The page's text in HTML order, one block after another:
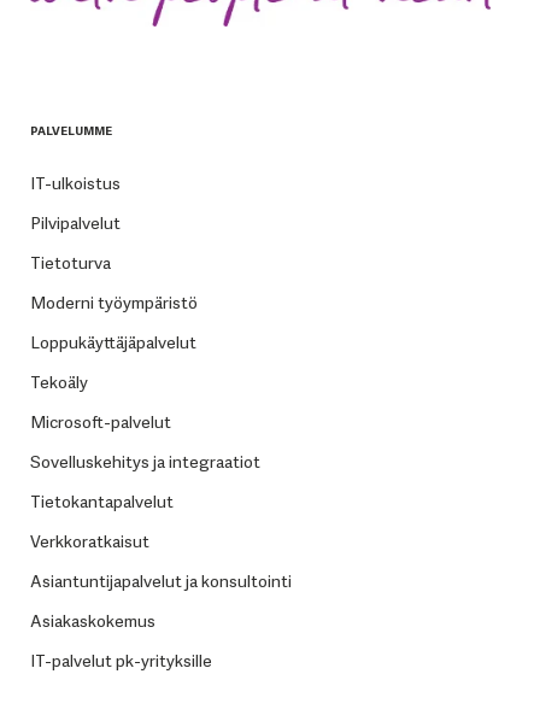
PALVELUMME
IT-ulkoistus
Pilvipalvelut
Tietoturva
Moderni työympäristö
Loppukäyttäjäpalvelut
Tekoäly
Microsoft-palvelut
Sovelluskehitys ja integraatiot
Tietokantapalvelut
Verkkoratkaisut
Asiantuntijapalvelut ja konsultointi
Asiakaskokemus
IT-palvelut pk-yrityksille